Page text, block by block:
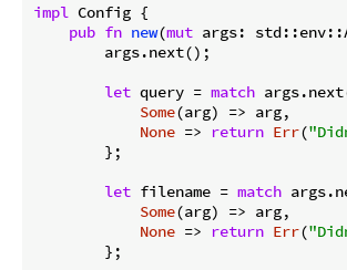
impl Config {
pub fn new(mut args:
        args.next();
let query = match
Some(arg) => arg,
None => return Err(
        };
let filename = match
Some(arg) => arg,
None => return Err(
        };